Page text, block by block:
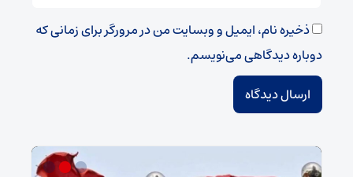
ذخیره نام، ایمیل و وبسایت من در مرورگر برای زمانی که
دوباره دیدگاهی می‌نویسم.